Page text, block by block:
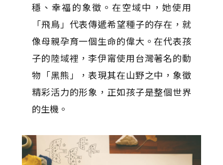
穩、幸福的象徵。在空域中，她使用
「飛鳥」代表傳遞希望種子的存在，就
像母親孕育一個生命的偉大。在代表孩
子的陸域裡，李伊甯使用台灣著名的動
物「黑熊」，表現其在山野之中，象徵
精彩活力的形象，正如孩子是整個世界
的生機。